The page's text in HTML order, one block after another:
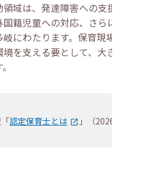
域は、発達障害への支援や不
籍児童への対応、さらには園
にわたります。保育現場はも
を支える要として、大きな期
認定保育士とは
」（2026年